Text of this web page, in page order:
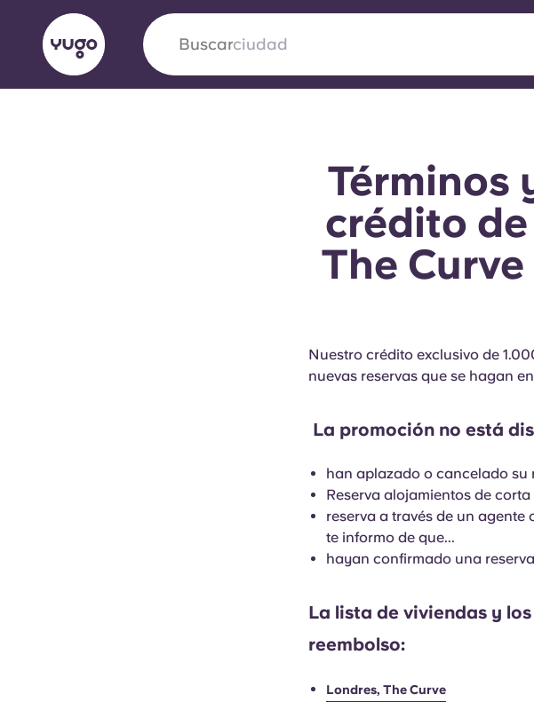
Buscarciudad
Yugo VCARB: Impulsando una nueva era
la ambición y momentos inolvidables para los estudiantes.
Términos
crédito
The
Nuestro crédito exclusivo de
nuevas reservas que se hagan
La promoción no está
han aplazado o cancelado su
Reserva alojamientos de
reserva a través de un
te informo de que...
hayan confirmado una
La lista de viviendas y
reembolso:
Londres, The Curve